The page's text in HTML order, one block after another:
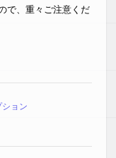
で、重々ご注意くだ
ョン